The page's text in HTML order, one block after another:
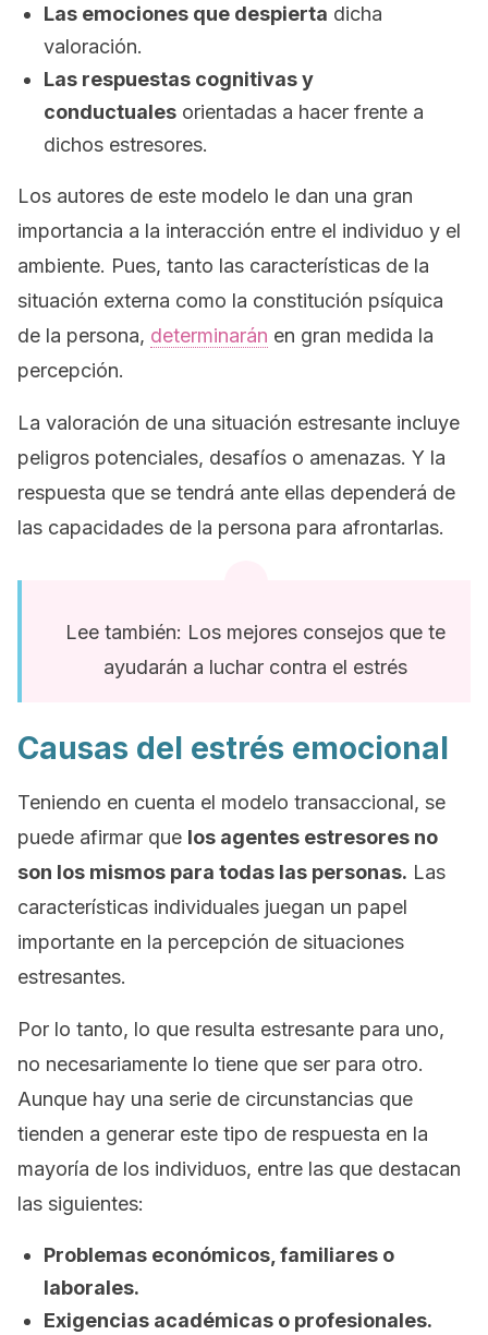
Las emociones que despierta dicha
valoración.
Las respuestas cognitivas y
conductuales orientadas a hacer frente a
dichos estresores.
Los autores de este modelo le dan una gran
importancia a la interacción entre el individuo y el
ambiente. Pues, tanto las características de la
situación externa como la constitución psíquica
de la persona, determinarán en gran medida la
percepción.
La valoración de una situación estresante incluye
peligros potenciales, desafíos o amenazas. Y la
respuesta que se tendrá ante ellas dependerá de
las capacidades de la persona para afrontarlas.
Lee también: Los mejores consejos que te
ayudarán a luchar contra el estrés
Causas del estrés emocional
Teniendo en cuenta el modelo transaccional, se
puede afirmar que los agentes estresores no
son los mismos para todas las personas. Las
características individuales juegan un papel
importante en la percepción de situaciones
estresantes.
Por lo tanto, lo que resulta estresante para uno,
no necesariamente lo tiene que ser para otro.
Aunque hay una serie de circunstancias que
tienden a generar este tipo de respuesta en la
mayoría de los individuos, entre las que destacan
las siguientes:
Problemas económicos, familiares o
laborales.
Exigencias académicas o profesionales.